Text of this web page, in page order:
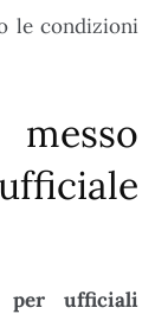
le condizioni
per ufficiali